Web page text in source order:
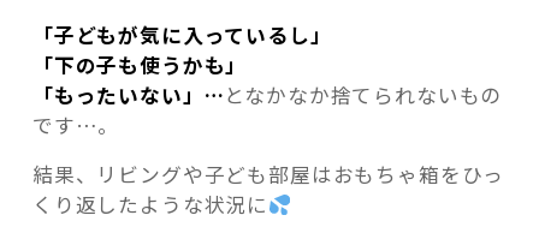
「子どもが気に入っているし」
「下の子も使うかも」
「もったいない」…となかなか捨てられないもの
です…。
結果、リビングや子ども部屋はおもちゃ箱をひっ
くり返したような状況に